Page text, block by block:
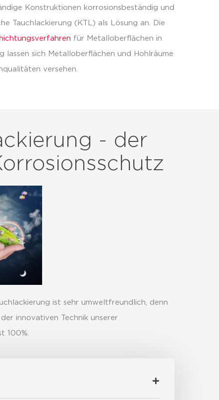
Konstruktionen korrosionsbeständig und
Tauchlackierung (KTL) als Lösung an. Die
für Metalloberflächen in
lassen sich Metalloberflächen und Hohlräume
versehen.
- der
ist sehr umweltfreundlich, denn
innovativen Technik unserer
100%.